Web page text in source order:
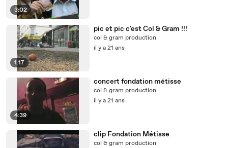
3:02
1:17
pic et pic c'est Col & Gram !!!
col & gram production
il y a 21 ans
4:39
concert fondation métisse
col & gram production
il y a 21 ans
clip Fondation Métisse
col & gram production